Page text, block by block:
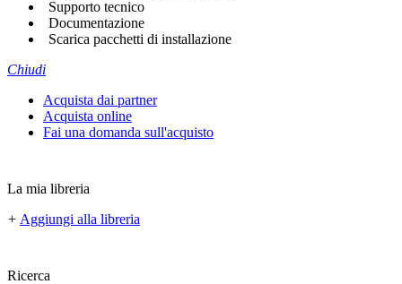
Supporto tecnico
Documentazione
Scarica pacchetti di installazione
Chiudi
Acquista dai partner
Acquista online
Fai una domanda sull'acquisto
La mia libreria
+ Aggiungi alla libreria
Ricerca